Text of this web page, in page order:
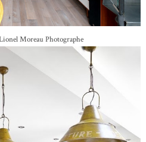
Moreau Photographe